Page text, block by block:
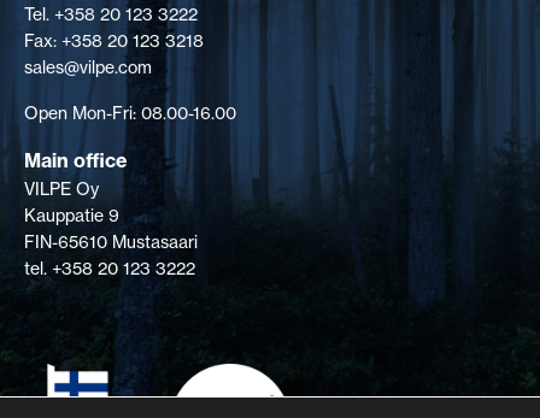
Tel. +358 20 123 3222
Fax: +358 20 123 3218
sales@vilpe.com
Open Mon-Fri: 08.00-16.00
Main office
VILPE Oy
Kauppatie 9
FIN-65610 Mustasaari
tel. +358 20 123 3222